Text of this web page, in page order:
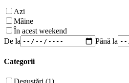
Azi
Mâine
În acest weekend
De la
Până la
Categorii